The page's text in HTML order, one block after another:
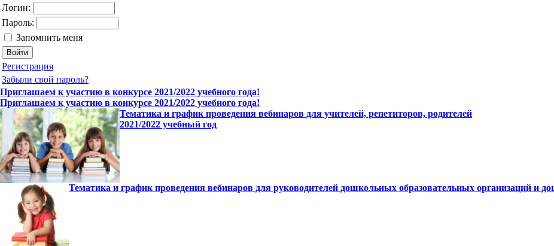
Логин:
Пароль:
Запомнить меня
Регистрация
Забыли свой пароль?
Приглашаем к участию в конкурсе 2021/2022 учебного года!
Приглашаем к участию в конкурсе 2021/2022 учебного года!
Тематика и график проведения вебинаров для учителей, репетиторов, родителей
2021/2022 учебный год
Тематика и график проведения вебинаров для руководителей дошкольных образовательных организаций и